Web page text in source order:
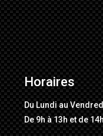
Horaires
Du Lundi au
De 9h à 13h et de